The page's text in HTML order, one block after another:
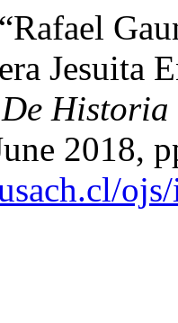
Jesuita
2018,